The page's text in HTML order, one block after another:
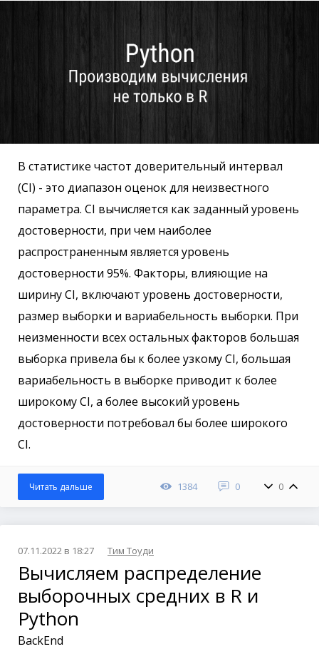
В статистике частот доверительный интервал
(CI) - это диапазон оценок для неизвестного
параметра. CI вычисляется как заданный уровень
достоверности, при чем наиболее
распространенным является уровень
достоверности 95%. Факторы, влияющие на
ширину CI, включают уровень достоверности,
размер выборки и вариабельность выборки. При
неизменности всех остальных факторов большая
выборка привела бы к более узкому CI, большая
вариабельность в выборке приводит к более
широкому CI, а более высокий уровень
достоверности потребовал бы более широкого
CI.
1384 0 0
Читать дальше
07.11.2022 в 18:27 Тим Тоуди
Вычисляем распределение
выборочных средних в R и
Python
BackEnd